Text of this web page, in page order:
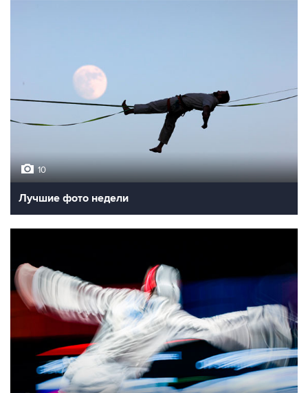
10
Лучшие фото недели